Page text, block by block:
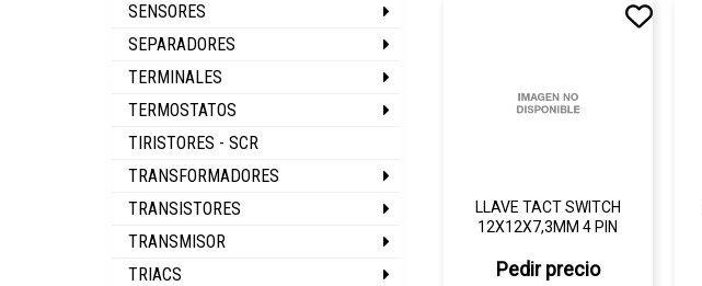
SENSORES
SEPARADORES
TERMINALES
TERMOSTATOS
TIRISTORES - SCR
TRANSFORMADORES
TRANSISTORES
TRANSMISOR
TRIACS
LLAVE TACT SWITCH
12X12X7,3MM 4 PIN
Pedir precio